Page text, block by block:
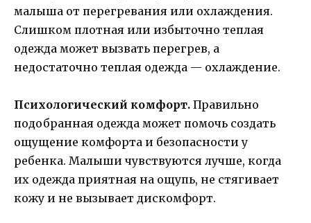
малыша от перегревания или охлаждения.
Слишком плотная или избыточно теплая
одежда может вызвать перегрев, а
недостаточно теплая одежда — охлаждение.
Психологический комфорт. Правильно
подобранная одежда может помочь создать
ощущение комфорта и безопасности у
ребенка. Малыши чувствуются лучше, когда
их одежда приятная на ощупь, не стягивает
кожу и не вызывает дискомфорт.